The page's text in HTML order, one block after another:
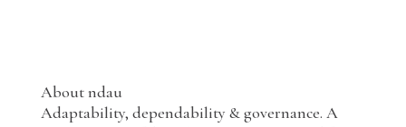
About ndau
Adaptability, dependability & governance. A